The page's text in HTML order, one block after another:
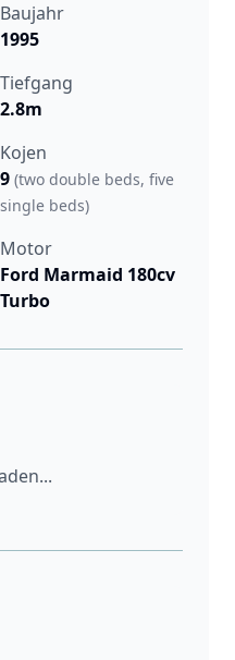
Baujahr
1995
Tiefgang
2.8m
Kojen
9 (two double beds, five
single beds)
Motor
Ford Marmaid 180cv
Turbo